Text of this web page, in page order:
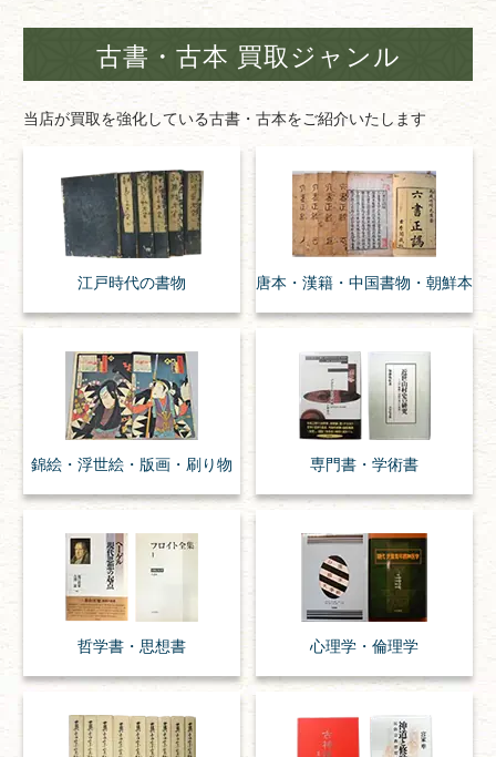
古書・古本 買取ジャンル
当店が買取を強化している古書・古本をご紹介いたします
江戸時代の書物 唐本・漢籍・ 中国書物・朝鮮本
錦絵・浮世絵・ 版画・刷り物 専門書・ 学術書
哲学書・思想書 心理学・倫理学